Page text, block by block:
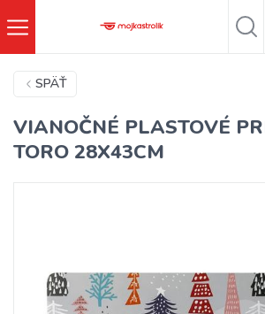
SPÄŤ
VIANOČNÉ PLASTOVÉ
TORO 28X43CM